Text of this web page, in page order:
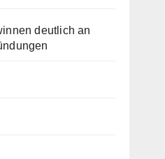
deutlich an